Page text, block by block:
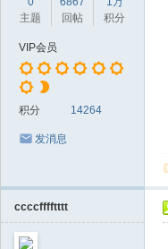
主题
回帖
积分
VIP会员
积分 14264
发消息
ccccfffftttt